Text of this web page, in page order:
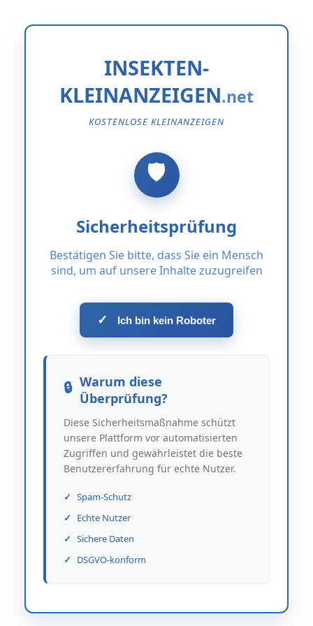
INSEKTEN-
KLEINANZEIGEN
KOSTENLOSE KLEINANZEIGEN
Sicherheitsprüfung
Bestätigen Sie bitte, dass Sie ein Mensch
sind, um auf unsere Inhalte zuzugreifen
✓ Ich bin kein Roboter
Warum diese
Überprüfung?
Diese Sicherheitsmaßnahme schützt
unsere Plattform vor automatisierten
Zugriffen und gewährleistet die beste
Benutzererfahrung für echte Nutzer.
Spam-Schutz
Echte Nutzer
Sichere Daten
DSGVO-konform